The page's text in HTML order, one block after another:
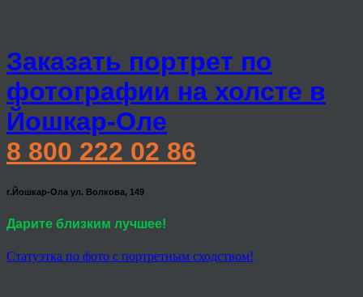
Заказать портрет по
фотографии на холсте в
Йошкар-Оле
8 800 222 02 86
г.Йошкар-Ола ул. Волкова, 149
Дарите близким лучшее!
Статуэтка по фото с портретным сходством!